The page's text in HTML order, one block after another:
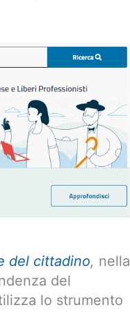
del cittadino, nella
del
lo strumento